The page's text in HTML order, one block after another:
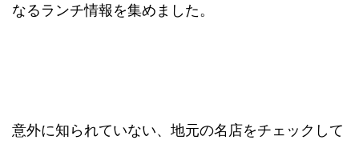
なるランチ情報を集めました。
意外に知られていない、地元の名店をチェックして